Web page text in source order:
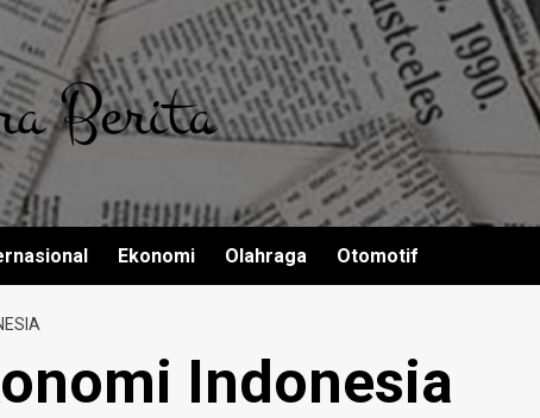
Ekonomi Olahraga Otomotif
Indonesia